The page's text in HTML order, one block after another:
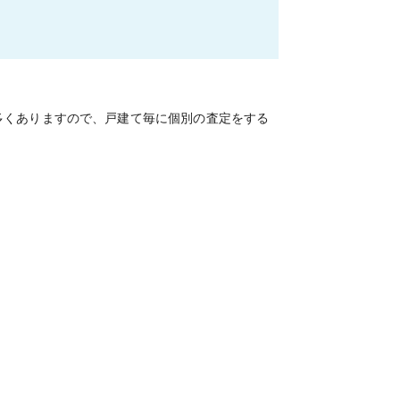
ありますので、戸建て毎に個別の査定をする